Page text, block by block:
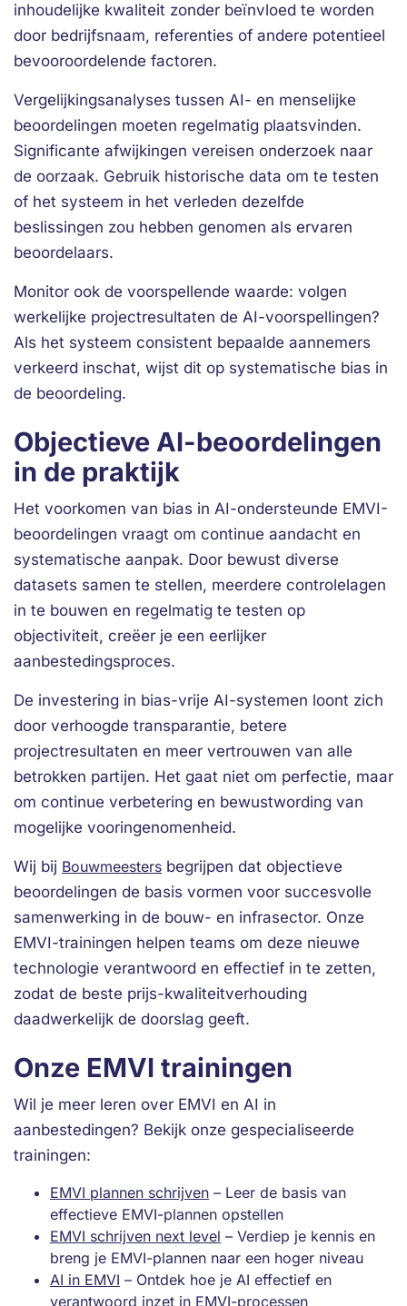
inhoudelijke kwaliteit zonder beïnvloed te worden
door bedrijfsnaam, referenties of andere potentieel
bevooroordelende factoren.
Vergelijkingsanalyses tussen AI- en menselijke
beoordelingen moeten regelmatig plaatsvinden.
Significante afwijkingen vereisen onderzoek naar
de oorzaak. Gebruik historische data om te testen
of het systeem in het verleden dezelfde
beslissingen zou hebben genomen als ervaren
beoordelaars.
Monitor ook de voorspellende waarde: volgen
werkelijke projectresultaten de AI-voorspellingen?
Als het systeem consistent bepaalde aannemers
verkeerd inschat, wijst dit op systematische bias in
de beoordeling.
Objectieve AI-beoordelingen
in de praktijk
Het voorkomen van bias in AI-ondersteunde EMVI-
beoordelingen vraagt om continue aandacht en
systematische aanpak. Door bewust diverse
datasets samen te stellen, meerdere controlelagen
in te bouwen en regelmatig te testen op
objectiviteit, creëer je een eerlijker
aanbestedingsproces.
De investering in bias-vrije AI-systemen loont zich
door verhoogde transparantie, betere
projectresultaten en meer vertrouwen van alle
betrokken partijen. Het gaat niet om perfectie, maar
om continue verbetering en bewustwording van
mogelijke vooringenomenheid.
Wij bij Bouwmeesters begrijpen dat objectieve
beoordelingen de basis vormen voor succesvolle
samenwerking in de bouw- en infrasector. Onze
EMVI-trainingen helpen teams om deze nieuwe
technologie verantwoord en effectief in te zetten,
zodat de beste prijs-kwaliteitverhouding
daadwerkelijk de doorslag geeft.
Onze EMVI trainingen
Wil je meer leren over EMVI en AI in
aanbestedingen? Bekijk onze gespecialiseerde
trainingen:
EMVI plannen schrijven – Leer de basis van
effectieve EMVI-plannen opstellen
EMVI schrijven next level – Verdiep je kennis en
breng je EMVI-plannen naar een hoger niveau
AI in EMVI – Ontdek hoe je AI effectief en
verantwoord inzet in EMVI-processen